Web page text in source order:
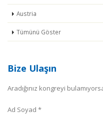
Austria
Tümünü Göster
Bize Ulaşın
Aradığınız kongreyi
Ad Soyad *